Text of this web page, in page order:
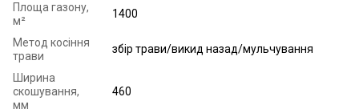
Площа газону,
м²
1400
Метод косіння
трави
збір трави/викид назад/мульчування
Ширина
скошування,
мм
460